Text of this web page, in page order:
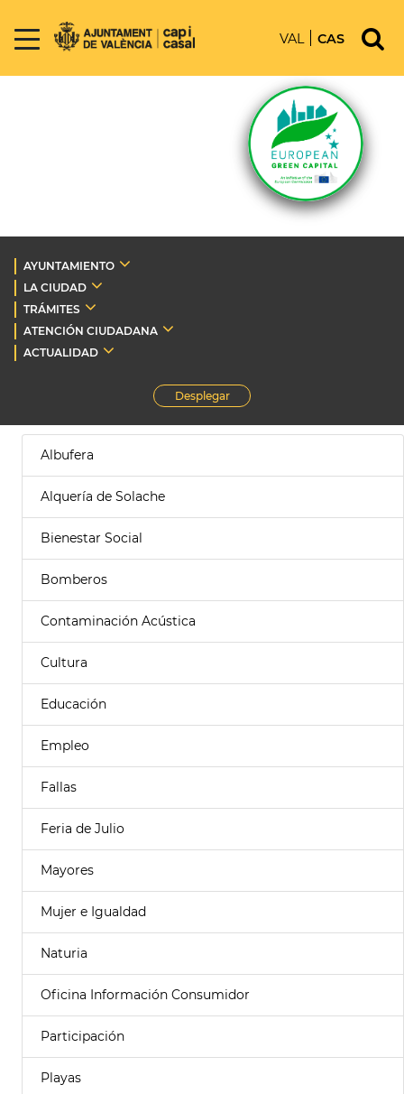
VAL CAS
AYUNTAMIENTO
LA CIUDAD
TRÁMITES
ATENCIÓN CIUDADANA
ACTUALIDAD
Desplegar
Albufera
Alquería de Solache
Bienestar Social
Bomberos
Contaminación Acústica
Cultura
Educación
Empleo
Fallas
Feria de Julio
Mayores
Mujer e Igualdad
Naturia
Oficina Información Consumidor
Participación
Playas